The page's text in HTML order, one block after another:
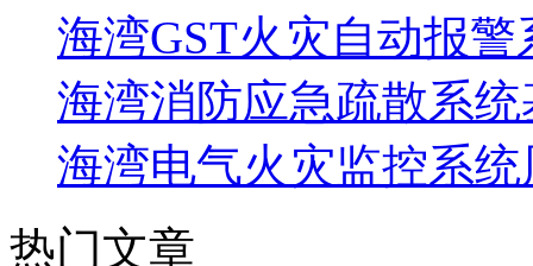
海湾GST火灾自动报警
海湾消防应急疏散系统
海湾电气火灾监控系
热门文章